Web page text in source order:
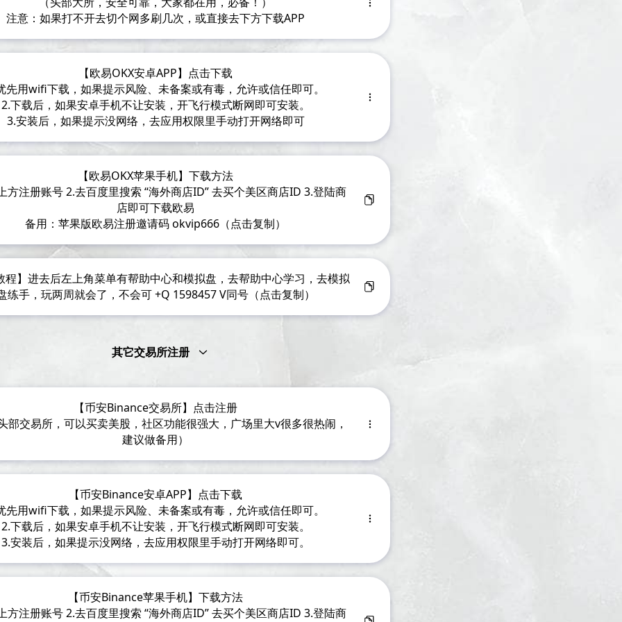
注意：如果打不开去切个网多刷几次，或直接去下方下载APP
【欧易OKX安卓APP】点击下载
先用wifi下载，如果提示风险、未备案或有毒，允许或信任即可。
2.下载后，如果安卓手机不让安装，开飞行模式断网即可安装。
3.安装后，如果提示没网络，去应用权限里手动打开网络即可
【欧易OKX苹果手机】下载方法
方注册账号 2.去百度里搜索 “海外商店ID” 去买个美区商店ID 3.登陆商
店即可下载欧易
备用：苹果版欧易注册邀请码 okvip666（点击复制）
程】进去后左上角菜单有帮助中心和模拟盘，去帮助中心学习，去模拟
练手，玩两周就会了，不会可 +Q 1598457 V同号（点击复制）
其它交易所注册
【币安Binance交易所】点击注册
部交易所，可以买卖美股，社区功能很强大，广场里大v很多很热闹，
建议做备用）
【币安Binance安卓APP】点击下载
先用wifi下载，如果提示风险、未备案或有毒，允许或信任即可。
2.下载后，如果安卓手机不让安装，开飞行模式断网即可安装。
3.安装后，如果提示没网络，去应用权限里手动打开网络即可。
【币安Binance苹果手机】下载方法
方注册账号 2.去百度里搜索 “海外商店ID” 去买个美区商店ID 3.登陆商